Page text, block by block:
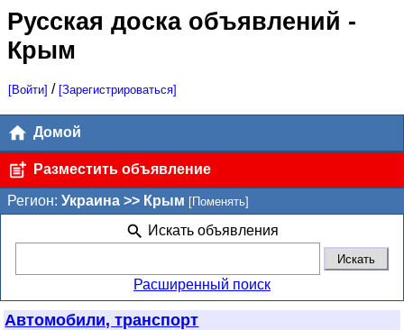
Русская доска объявлений -
Крым
[Войти] / [Зарегистрироваться]
Домой
Разместить объявление
Регион: Украина >> Крым [Поменять]
Искать объявления
Расширенный поиск
Автомобили, транспорт